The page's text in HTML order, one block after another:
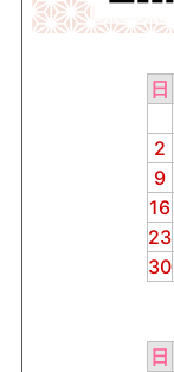
日
2
9
16
23
30
日